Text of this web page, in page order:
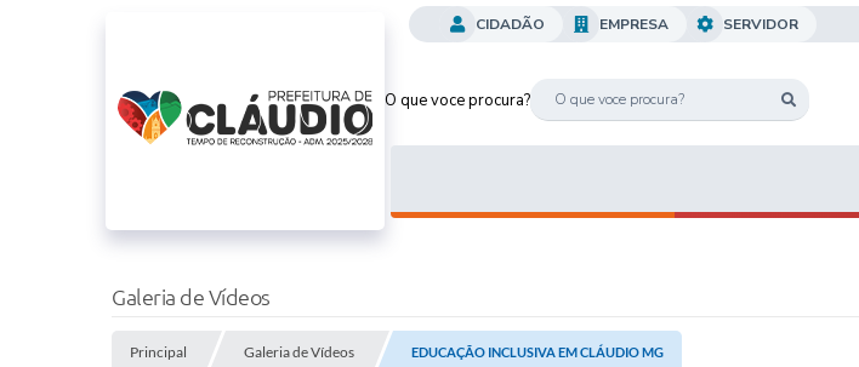
O que voce procura?
CIDADÃO EMPRESA SERVIDOR
Galeria de Vídeos
Principal Galeria de Vídeos EDUCAÇÃO INCLUSIVA EM CLÁUDIO MG